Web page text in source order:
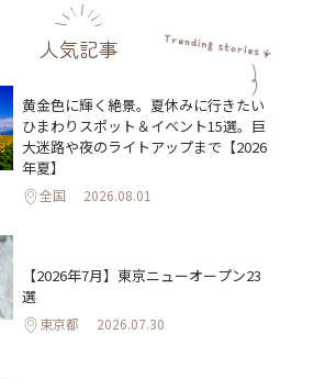
人気記事
黄金色に輝く絶景。夏休みに行きたい
ひまわりスポット＆イベント15選。巨
大迷路や夜のライトアップまで【2026
年夏】
全国 2026.08.01
【2026年7月】東京ニューオープン23
選
東京都 2026.07.30